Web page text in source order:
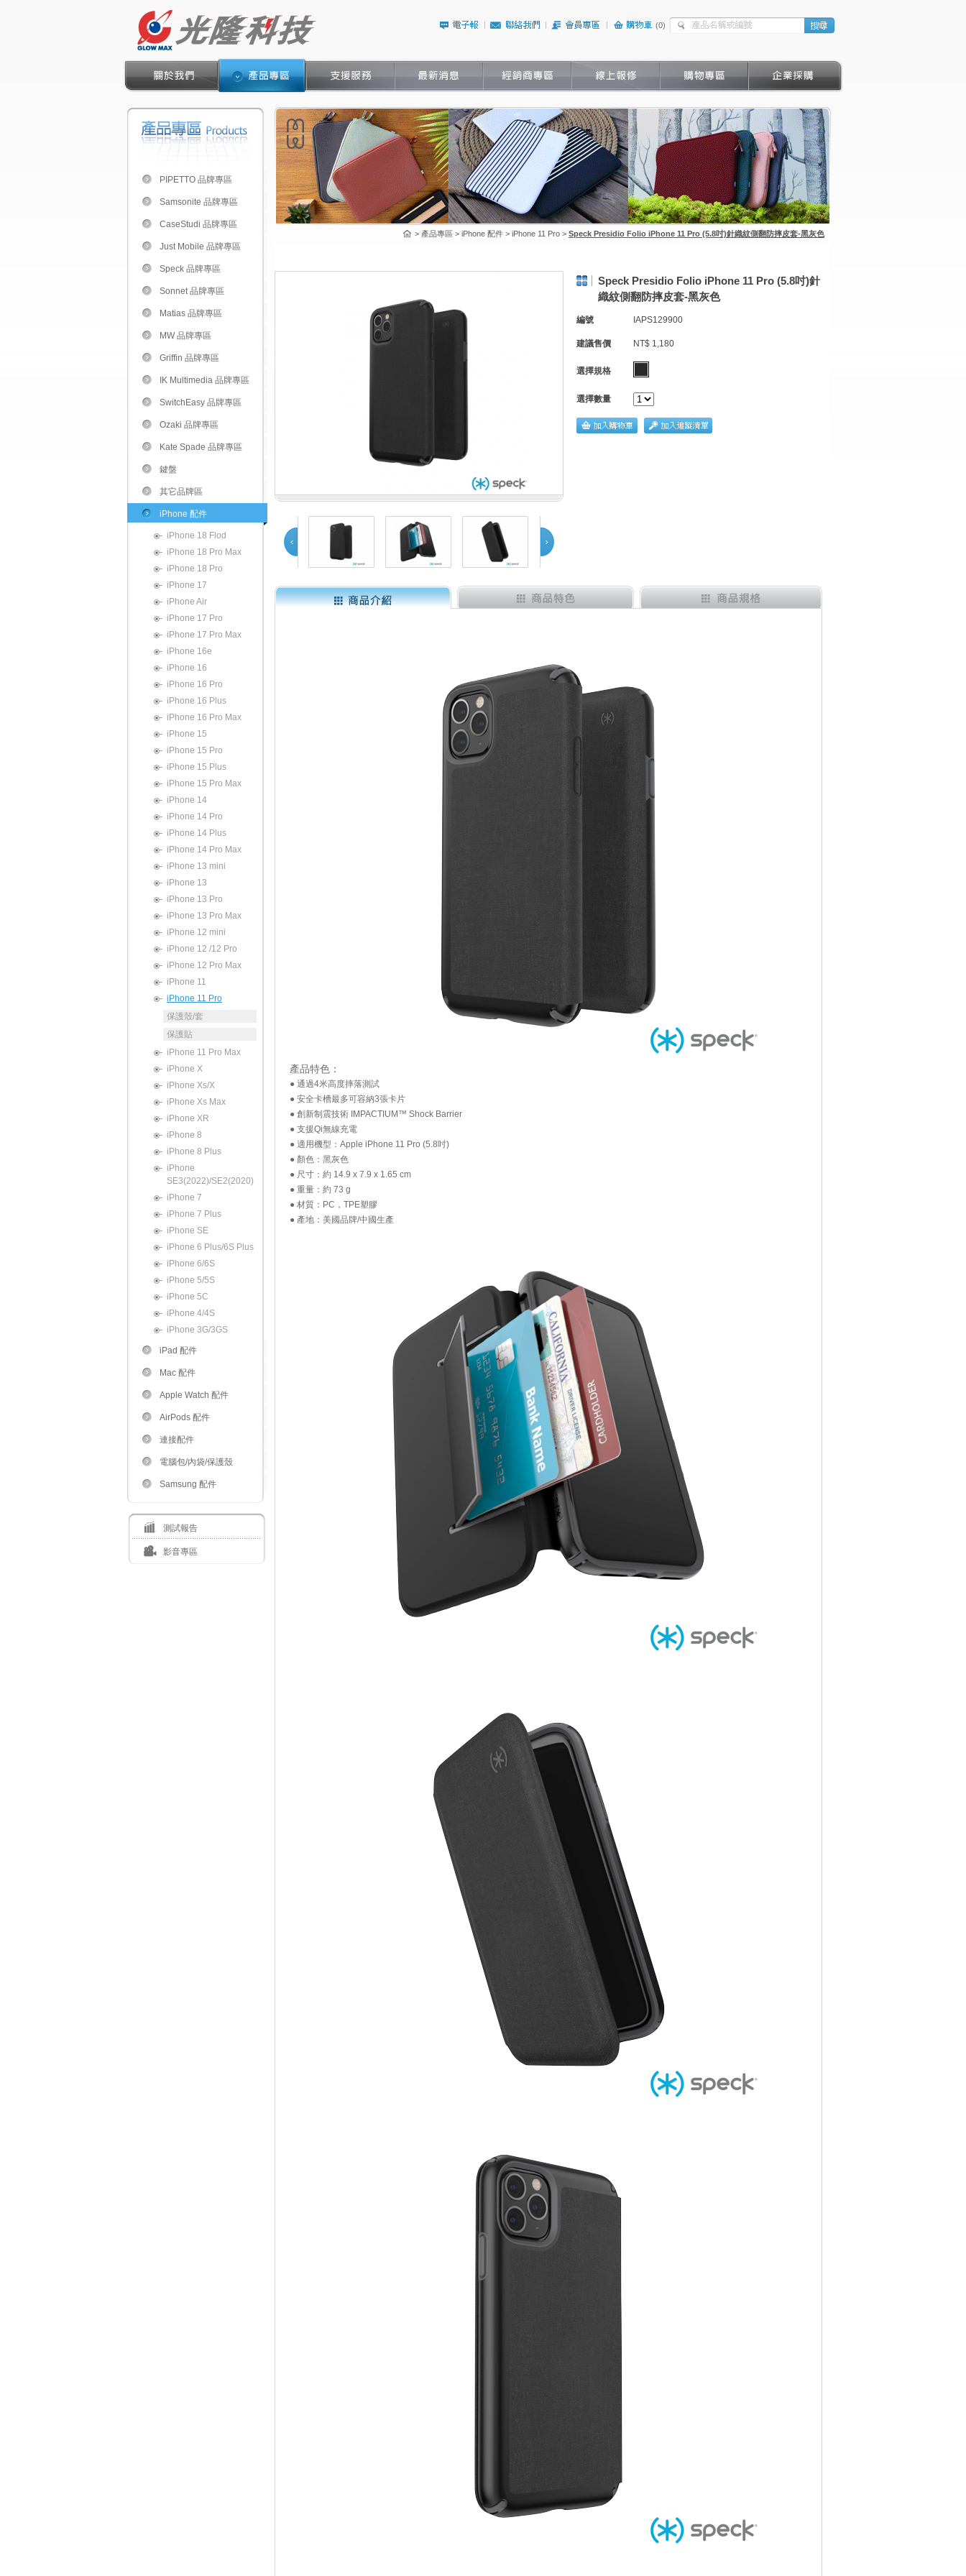
(0)
PIPETTO 品牌專區
Samsonite 品牌專區
CaseStudi 品牌專區
Just Mobile 品牌專區
Speck 品牌專區
Sonnet 品牌專區
Matias 品牌專區
MW 品牌專區
Griffin 品牌專區
IK Multimedia 品牌專區
SwitchEasy 品牌專區
Ozaki 品牌專區
Kate Spade 品牌專區
鍵盤
其它品牌區
iPhone 配件
iPhone 18 Flod
iPhone 18 Pro Max
iPhone 18 Pro
iPhone 17
iPhone Air
iPhone 17 Pro
iPhone 17 Pro Max
iPhone 16e
iPhone 16
iPhone 16 Pro
iPhone 16 Plus
iPhone 16 Pro Max
iPhone 15
iPhone 15 Pro
iPhone 15 Plus
iPhone 15 Pro Max
iPhone 14
iPhone 14 Pro
iPhone 14 Plus
iPhone 14 Pro Max
iPhone 13 mini
iPhone 13
iPhone 13 Pro
iPhone 13 Pro Max
iPhone 12 mini
iPhone 12 /12 Pro
iPhone 12 Pro Max
iPhone 11
iPhone 11 Pro
保護殼/套
保護貼
iPhone 11 Pro Max
iPhone X
iPhone Xs/X
iPhone Xs Max
iPhone XR
iPhone 8
iPhone 8 Plus
iPhone
SE3(2022)/SE2(2020)
iPhone 7
iPhone 7 Plus
iPhone SE
iPhone 6 Plus/6S Plus
iPhone 6/6S
iPhone 5/5S
iPhone 5C
iPhone 4/4S
iPhone 3G/3GS
iPad 配件
Mac 配件
Apple Watch 配件
AirPods 配件
連接配件
電腦包/內袋/保護殼
Samsung 配件
測試報告
影音專區
> 產品專區 > iPhone 配件 > iPhone 11 Pro > Speck Presidio Folio iPhone 11 Pro (5.8吋)針織紋側翻防摔皮套-黑灰色
Speck Presidio Folio iPhone 11 Pro (5.8吋)針
織紋側翻防摔皮套-黑灰色
編號 IAPS129900
建議售價 NT$ 1,180
選擇規格
選擇數量
產品特色：
● 通過4米高度摔落測試
● 安全卡槽最多可容納3張卡片
● 創新制震技術 IMPACTIUM™ Shock Barrier
● 支援Qi無線充電
● 適用機型：Apple iPhone 11 Pro (5.8吋)
● 顏色：黑灰色
● 尺寸：約 14.9 x 7.9 x 1.65 cm
● 重量：約 73 g
● 材質：PC，TPE塑膠
● 產地：美國品牌/中國生產